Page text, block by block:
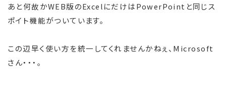
あと何故かWEB版のExcelにだけはPowerPointと同じス
ポイト機能がついています。
この辺早く使い方を統一してくれませんかねぇ、Microsoft
さん・・・。